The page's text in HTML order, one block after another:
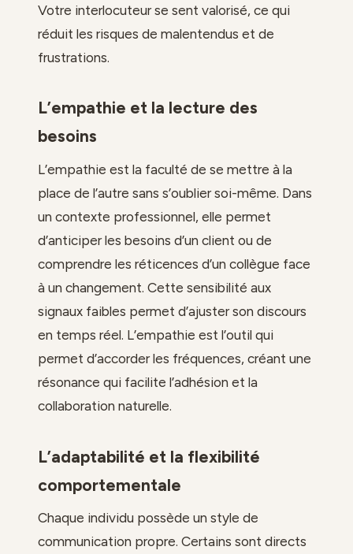
Votre interlocuteur se sent valorisé, ce qui
réduit les risques de malentendus et de
frustrations.
L’empathie et la lecture des
besoins
L’empathie est la faculté de se mettre à la
place de l’autre sans s’oublier soi-même. Dans
un contexte professionnel, elle permet
d’anticiper les besoins d’un client ou de
comprendre les réticences d’un collègue face
à un changement. Cette sensibilité aux
signaux faibles permet d’ajuster son discours
en temps réel. L’empathie est l’outil qui
permet d’accorder les fréquences, créant une
résonance qui facilite l’adhésion et la
collaboration naturelle.
L’adaptabilité et la flexibilité
comportementale
Chaque individu possède un style de
communication propre. Certains sont directs